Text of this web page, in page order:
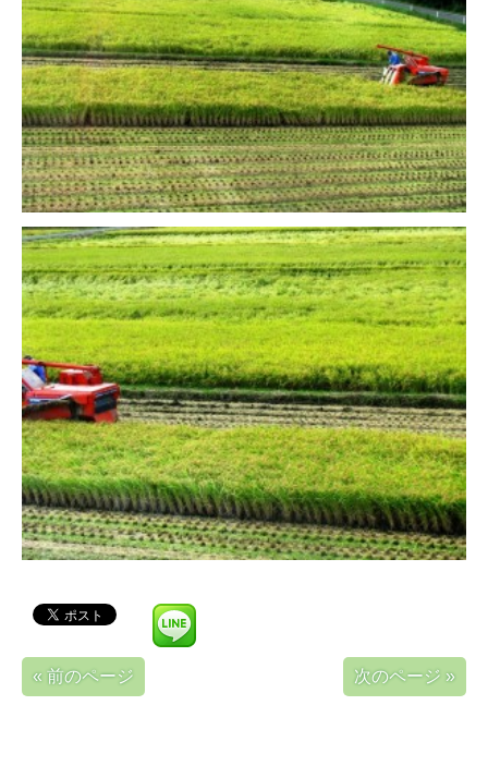
« 前のページ 次のページ »